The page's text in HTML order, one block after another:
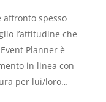
affronto spesso
l’attitudine che
Planner è
in linea con
per lui/loro…